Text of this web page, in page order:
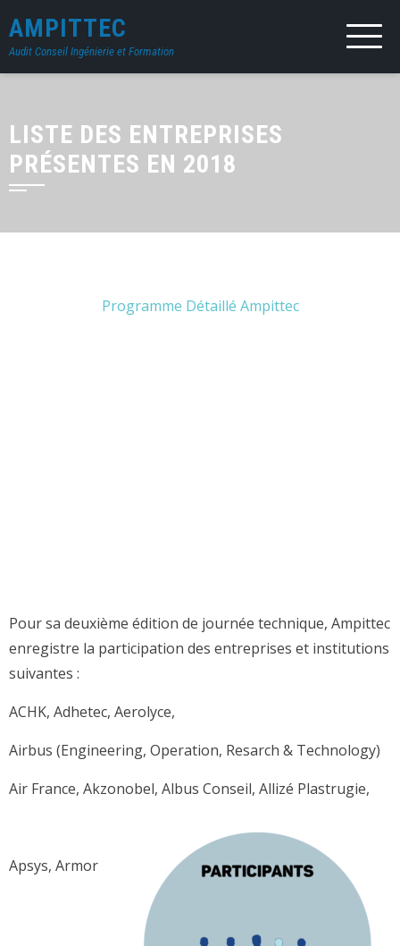
AMPITTEC
Audit Conseil Ingénierie et Formation
LISTE DES ENTREPRISES
PRÉSENTES EN 2018
Programme Détaillé Ampittec
Pour sa deuxième édition de journée technique, Ampittec
enregistre la participation des entreprises et institutions
suivantes :
ACHK, Adhetec, Aerolyce,
Airbus (Engineering, Operation, Resarch & Technology)
Air France, Akzonobel, Albus Conseil, Allizé Plastrugie,
Apsys, Armor